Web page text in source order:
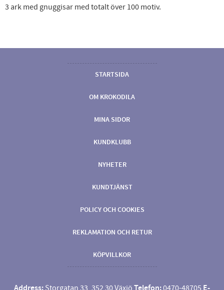
3 ark med gnuggisar med totalt över 100 motiv.
STARTSIDA
OM KROKODILA
MINA SIDOR
KUNDKLUBB
NYHETER
KUNDTJÄNST
POLICY OCH COOKIES
REKLAMATION OCH RETUR
KÖPVILLKOR